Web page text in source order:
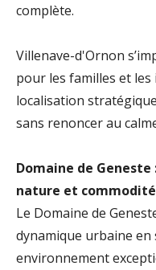
complète.
Villenave-d'Ornon
pour les familles et les
localisation
sans renoncer au
Domaine de
nature et
Le Domaine de
dynamique urbaine en
environnement